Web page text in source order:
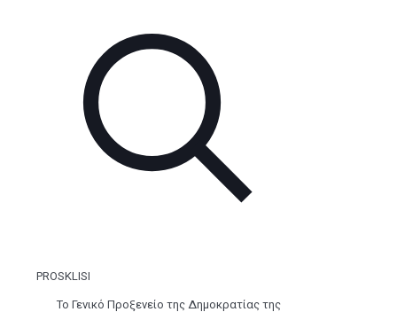
PROSKLISI
Το Γενικό Προξενείο της Δημοκρατίας της